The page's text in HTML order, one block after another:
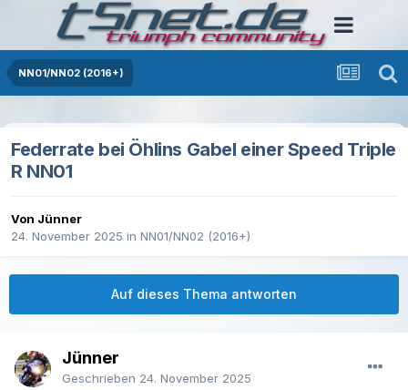
NN01/NN02 (2016+)
Federrate bei Öhlins Gabel einer Speed Triple
R NN01
Von Jünner
24. November 2025 in NN01/NN02 (2016+)
Auf dieses Thema antworten
Jünner
Geschrieben 24. November 2025